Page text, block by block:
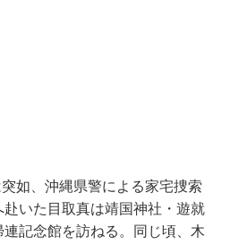
如、沖縄県警による家宅捜索
いた目取真は靖国神社・遊就
記念館を訪ねる。同じ頃、木